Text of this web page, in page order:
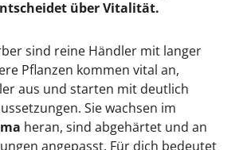
über Vitalität.
sind reine Händler mit langer
Pflanzen kommen vital an,
aus und starten mit deutlich
Sie wachsen im
heran, sind abgehärtet und an
angepasst. Für dich bedeutet